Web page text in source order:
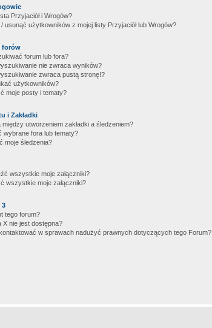
Przyjaciół i Wrogów?
usunąć użytkowników z mojej listy Przyjaciół lub Wrogów?
forów
forum lub fora?
nie zwraca wyników?
zwraca pustą stronę!?
użytkowników?
moje posty i tematy?
i Zakładki
utworzeniem zakładki a śledzeniem?
wybrane fora lub tematy?
moje śledzenia?
wszystkie moje załączniki?
wszystkie moje załączniki?
3
tego forum?
X nie jest dostępna?
w sprawach nadużyć prawnych dotyczących tego Forum?